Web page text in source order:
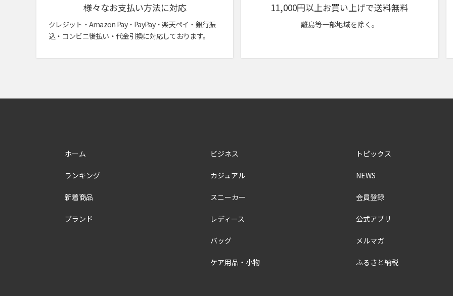
様々なお支払い方法に対応
クレジット・Amazon Pay・PayPay・楽天ペイ・銀行振
込・コンビニ後払い・代金引換に対応しております。
11,000円以上お買い上げで送料無料
離島等一部地域を除く。
ホーム
ランキング
新着商品
ブランド
ビジネス
カジュアル
スニーカー
レディース
バッグ
ケア用品・小物
トピックス
NEWS
会員登録
公式アプリ
メルマガ
ふるさと納税